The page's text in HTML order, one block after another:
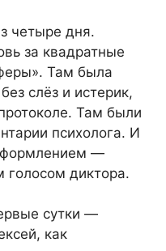
четыре дня.
за квадратные
Там была
слёз и истерик,
Там были
психолога. И
—
диктора.
сутки —
как